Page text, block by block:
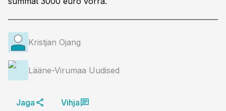
Kristjan Ojang
Lääne-Virumaa Uudised
Jaga Vihja